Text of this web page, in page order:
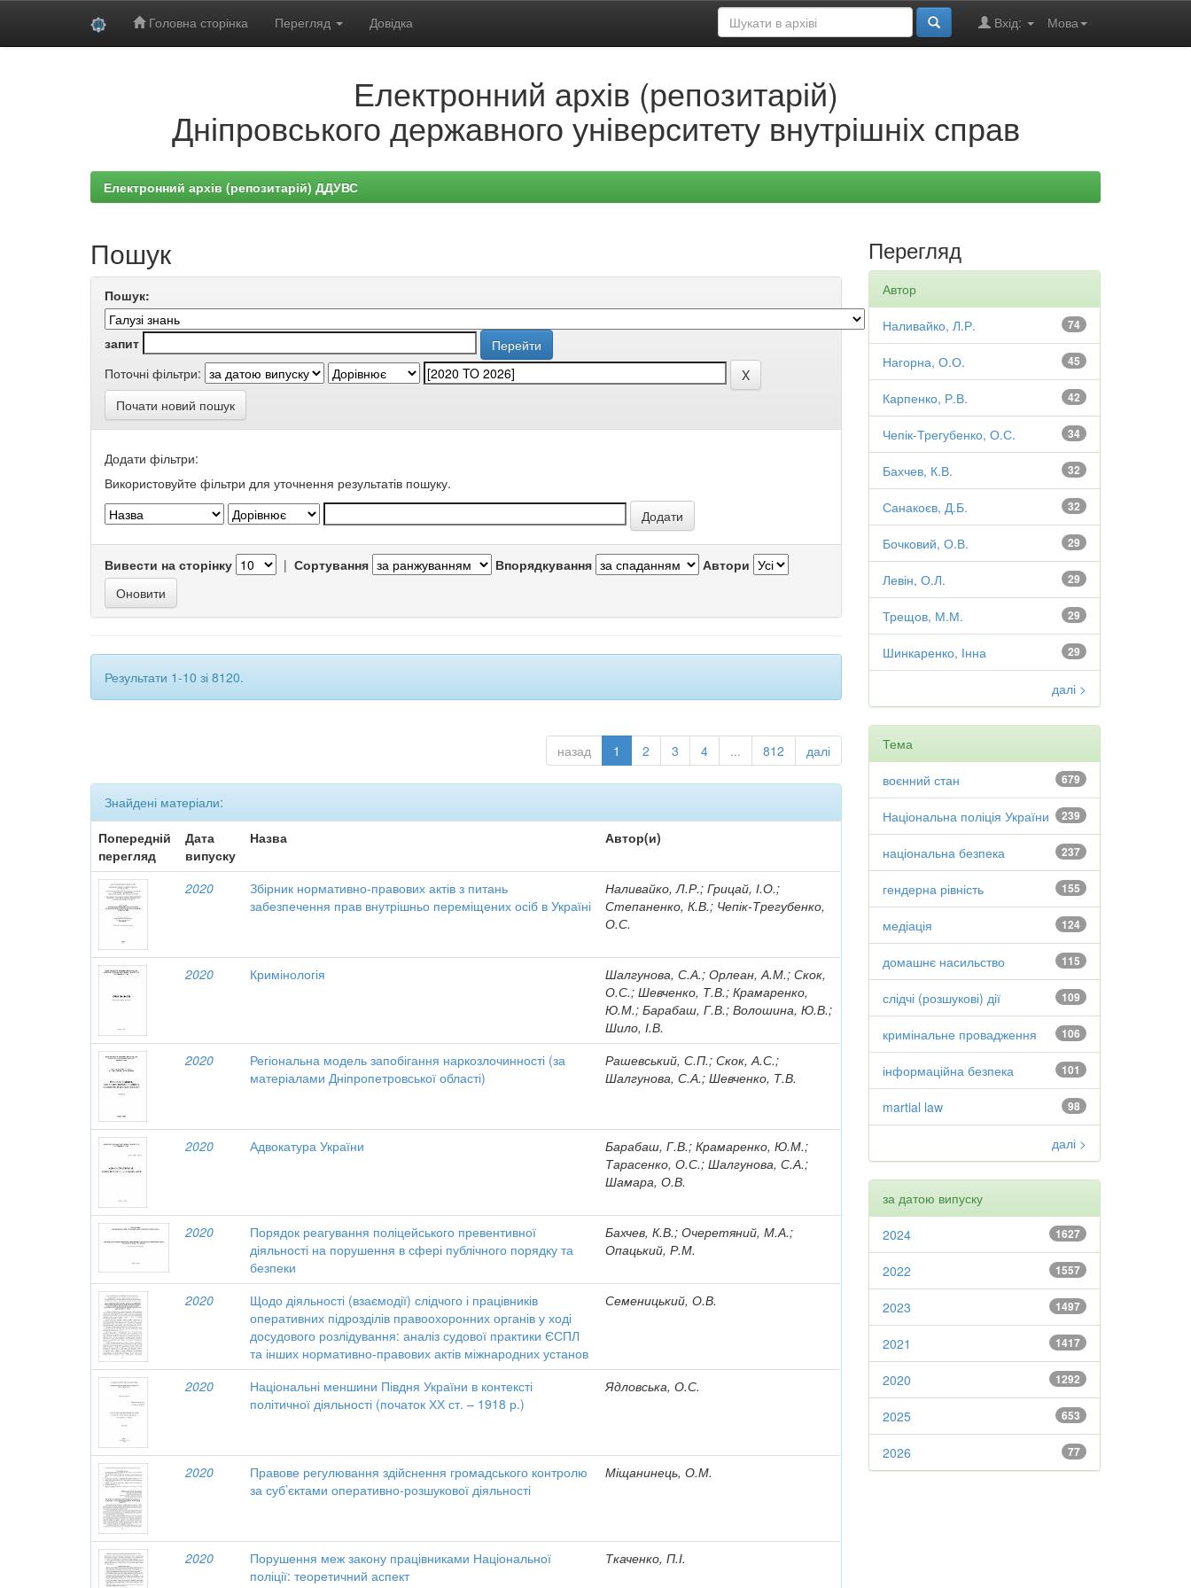
Головна сторінка Перегляд Довідка Мова
Вхід:
Електронний архів (репозитарій)
Дніпровського державного університету внутрішніх справ
Електронний архів (репозитарій) ДДУВС
Пошук
Пошук:
запит
Поточні фільтри:
Почати новий пошук
Додати фільтри:
Використовуйте фільтри для уточнення результатів пошуку.
Вивести на сторінку | Сортування Впорядкування Автори
Результати 1-10 зі 8120.
назад 1 2 3 4 ... 812 далі
Знайдені матеріали:
Попередній
перегляд
Дата
випуску
Назва Автор(и)
2020
Збірник нормативно-правових актів з питань
забезпечення прав внутрішньо переміщених осіб в Україні
Наливайко, Л.Р.; Грицай, І.О.;
Степаненко, К.В.; Чепік-Трегубенко,
О.С.
2020 Кримінологія
Шалгунова, С.А.; Орлеан, А.М.; Скок,
О.С.; Шевченко, Т.В.; Крамаренко,
Ю.М.; Барабаш, Г.В.; Волошина, Ю.В.;
Шило, І.В.
2020
Регіональна модель запобігання наркозлочинності (за
матеріалами Дніпропетровської області)
Рашевський, С.П.; Скок, А.С.;
Шалгунова, С.А.; Шевченко, Т.В.
2020 Адвокатура України
Барабаш, Г.В.; Крамаренко, Ю.М.;
Тарасенко, О.С.; Шалгунова, С.А.;
Шамара, О.В.
2020
Порядок реагування поліцейського превентивної
діяльності на порушення в сфері публічного порядку та
безпеки
Бахчев, К.В.; Очеретяний, М.А.;
Опацький, Р.М.
2020
Щодо діяльності (взаємодії) слідчого і працівників
оперативних підрозділів правоохоронних органів у ході
досудового розлідування: аналіз судової практики ЄСПЛ
та інших нормативно-правових актів міжнародних установ
Семеницький, О.В.
2020
Національні меншини Півдня України в контексті
політичної діяльності (початок ХХ ст. – 1918 р.)
Ядловська, О.С.
2020
Правове регулювання здійснення громадського контролю
за суб’єктами оперативно-розшукової діяльності
Міщанинець, О.М.
2020
Порушення меж закону працівниками Національної
поліції: теоретичний аспект
Ткаченко, П.І.
Перегляд
Автор
74
Наливайко, Л.Р.
45
Нагорна, О.О.
42
Карпенко, Р.В.
34
Чепік-Трегубенко, О.С.
32
Бахчев, К.В.
32
Санакоєв, Д.Б.
29
Бочковий, О.В.
29
Левін, О.Л.
29
Трещов, М.М.
29
Шинкаренко, Інна
далі >
Тема
679
воєнний стан
239
Національна поліція України
237
національна безпека
155
гендерна рівність
124
медіація
115
домашнє насильство
109
слідчі (розшукові) дії
106
кримінальне провадження
101
інформаційна безпека
98
martial law
далі >
за датою випуску
1627
2024
1557
2022
1497
2023
1417
2021
1292
2020
653
2025
77
2026